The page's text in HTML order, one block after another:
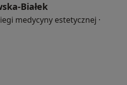
Białek
medycyny estetycznej ·